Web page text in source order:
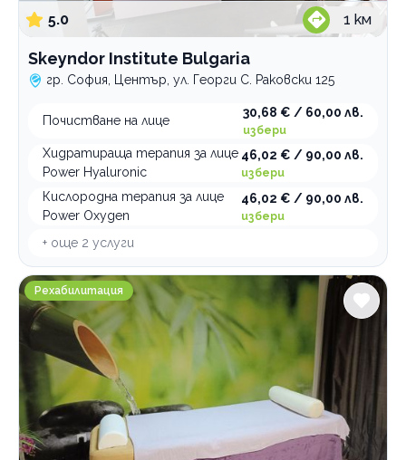
5.0 1 км
Skeyndor Institute Bulgaria
гр. София, Център, ул. Георги С. Раковски 125
Почистване на лице
30,68 € / 60,00 лв.
избери
Хидратираща терапия за лице
Power Hyaluronic
46,02 € / 90,00 лв.
избери
Кислородна терапия за лице
Power Oxygen
46,02 € / 90,00 лв.
избери
+ още 2 услуги
Stillness Wellness Studio
Рехабилитация